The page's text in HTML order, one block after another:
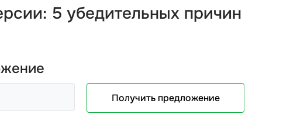
5 убедительных причин
Получить предложение